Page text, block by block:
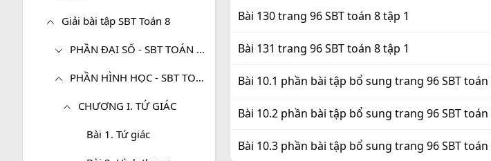
Giải bài tập SBT Toán 8
PHẦN ĐẠI SỐ - SBT TOÁN 8 TẬP 1
PHẦN HÌNH HỌC - SBT TOÁN 8 TẬP 1
CHƯƠNG I. TỨ GIÁC
Bài 1. Tứ giác
Bài 130 trang 96 SBT toán 8 tập 1
Bài 131 trang 96 SBT toán 8 tập 1
Bài 10.1 phần bài tập bổ sung trang 96 SBT toán
Bài 10.2 phần bài tập bổ sung trang 96 SBT toán
Bài 10.3 phần bài tập bổ sung trang 96 SBT toán